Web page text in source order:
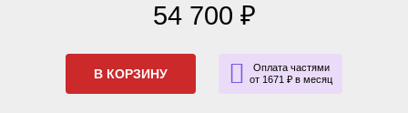
54 700 ₽
В КОРЗИНУ
Оплата частями
от 1671 ₽ в месяц